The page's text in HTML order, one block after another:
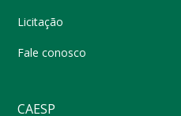
Licitação
Fale conosco
CAESP